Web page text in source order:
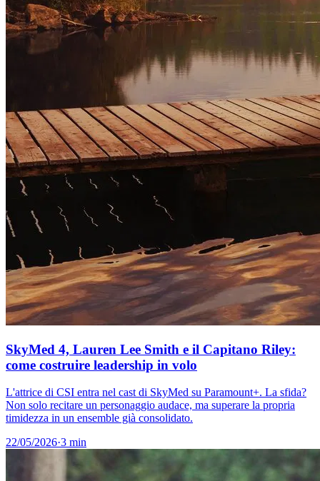
SkyMed 4, Lauren Lee Smith e il Capitano Riley:
come costruire leadership in volo
L'attrice di CSI entra nel cast di SkyMed su Paramount+. La sfida?
Non solo recitare un personaggio audace, ma superare la propria
timidezza in un ensemble già consolidato.
22/05/2026·3 min